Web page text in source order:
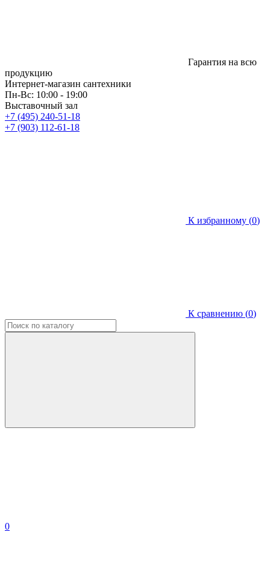
Гарантия на всю
продукцию
Интернет-магазин сантехники
Пн-Вс: 10:00 - 19:00
Выставочный зал
+7 (495) 240-51-18
+7 (903) 112-61-18
К избранному (0)
К сравнению (0)
0